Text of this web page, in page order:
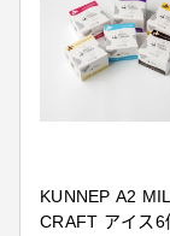
KUNNEP A2 MILK
CRAFT アイス6個セ